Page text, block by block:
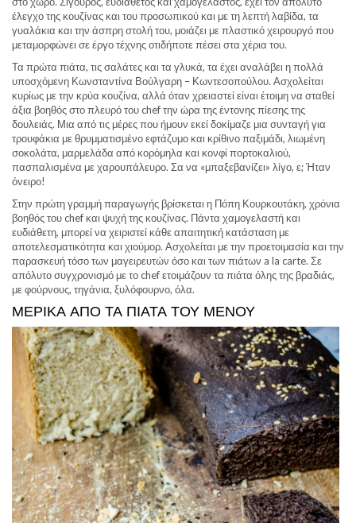
έλεγχο της κουζίνας και του προσωπικού και με τη λεπτή λαβίδα, τα
γυαλάκια και την άσπρη στολή του, μοιάζει με πλαστικό χειρουργό που
μεταμορφώνει σε έργο τέχνης οτιδήποτε πέσει στα χέρια του.
Τα πρώτα πιάτα, τις σαλάτες και τα γλυκά, τα έχει αναλάβει η πολλά
υποσχόμενη Κωνσταντίνα Βούλγαρη – Κωντεσοπούλου. Ασχολείται
κυρίως με την κρύα κουζίνα, αλλά όταν χρειαστεί είναι έτοιμη να σταθεί
άξια βοηθός στο πλευρό του chef την ώρα της έντονης πίεσης της
δουλειάς. Μια από τις μέρες που ήμουν εκεί δοκίμαζε μια συνταγή για
τρουφάκια με θρυμματισμένο εφτάζυμο και κρίθινο παξιμάδι, λιωμένη
σοκολάτα, μαρμελάδα από κορόμηλα και κονφί πορτοκαλιού,
πασπαλισμένα με χαρουπάλευρο. Σα να «μπαξεβανίζει» λίγο, ε; Ήταν
όνειρο!
Στην πρώτη γραμμή παραγωγής βρίσκεται η Πόπη Κουρκουτάκη, χρόνια
βοηθός του chef και ψυχή της κουζίνας. Πάντα χαμογελαστή και
ευδιάθετη, μπορεί να χειριστεί κάθε απαιτητική κατάσταση με
αποτελεσματικότητα και χιούμορ. Ασχολείται με την προετοιμασία και την
παρασκευή τόσο των μαγειρευτών όσο και των πιάτων a la carte. Σε
απόλυτο συγχρονισμό με το chef ετοιμάζουν τα πιάτα όλης της βραδιάς,
με φούρνους, τηγάνια, ξυλόφουρνο, όλα.
ΜΕΡΙΚΆ ΑΠΌ ΤΑ ΠΙΆΤΑ ΤΟΥ ΜΕΝΟΎ